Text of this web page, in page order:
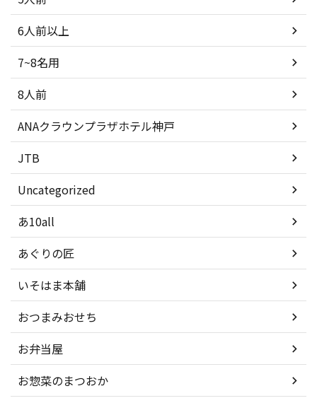
6人前以上
7~8名用
8人前
ANAクラウンプラザホテル神戸
JTB
Uncategorized
あ10all
あぐりの匠
いそはま本舗
おつまみおせち
お弁当屋
お惣菜のまつおか